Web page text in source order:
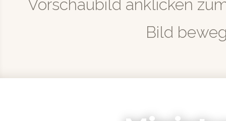
Vorschaubild anklicken
Bild